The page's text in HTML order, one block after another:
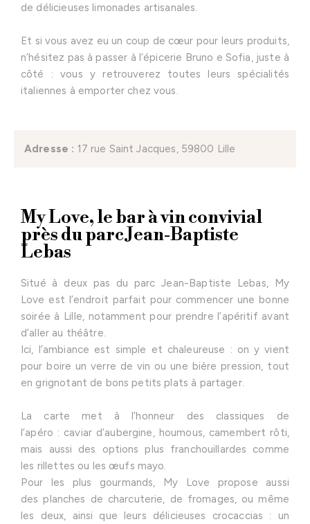
de délicieuses limonades artisanales.
Et si vous avez eu un coup de cœur pour leurs produits,
n’hésitez pas à passer à l’épicerie Bruno e Sofia, juste à
côté : vous y retrouverez toutes leurs spécialités
italiennes à emporter chez vous.
Adresse : 17 rue Saint Jacques, 59800 Lille
My Love, le bar à vin convivial
près du parc Jean-Baptiste
Lebas
Situé à deux pas du parc Jean-Baptiste Lebas, My
Love est l’endroit parfait pour commencer une bonne
soirée à Lille, notamment pour prendre l’apéritif avant
d’aller au théâtre.
Ici, l’ambiance est simple et chaleureuse : on y vient
pour boire un verre de vin ou une bière pression, tout
en grignotant de bons petits plats à partager.
La carte met à l’honneur des classiques de
l’apéro : caviar d’aubergine, houmous, camembert rôti,
mais aussi des options plus franchouillardes comme
les rillettes ou les œufs mayo.
Pour les plus gourmands, My Love propose aussi
des planches de charcuterie, de fromages, ou même
les deux, ainsi que leurs délicieuses crocaccias : un